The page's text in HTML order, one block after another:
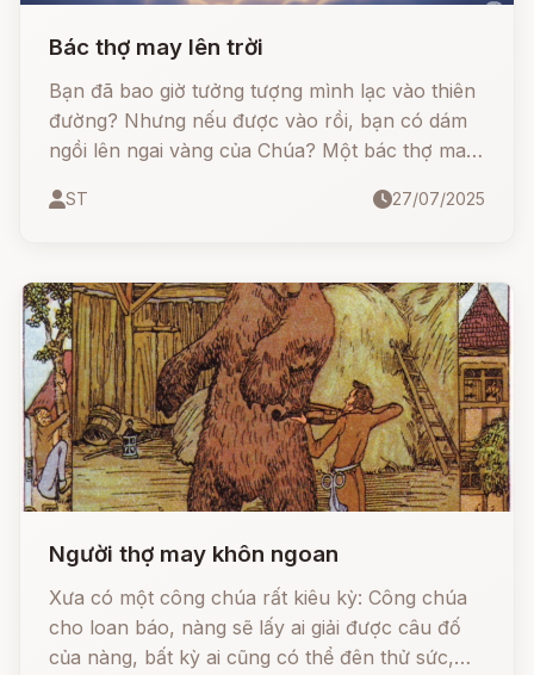
Bác thợ may lên trời
Bạn đã bao giờ tưởng tượng mình lạc vào thiên
đường? Nhưng nếu được vào rồi, bạn có dám
ngồi lên ngai vàng của Chúa? Một bác thợ may
khiến ai cũng bật cười!
ST 27/07/2025
Người thợ may khôn ngoan
Xưa có một công chúa rất kiêu kỳ: Công chúa
cho loan báo, nàng sẽ lấy ai giải được câu đố
của nàng, bất kỳ ai cũng có thể đên thử sức,